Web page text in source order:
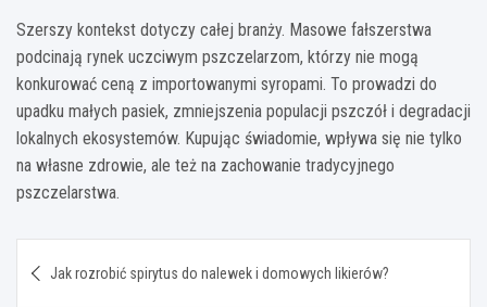
Szerszy kontekst dotyczy całej branży. Masowe fałszerstwa
podcinają rynek uczciwym pszczelarzom, którzy nie mogą
konkurować ceną z importowanymi syropami. To prowadzi do
upadku małych pasiek, zmniejszenia populacji pszczół i degradacji
lokalnych ekosystemów. Kupując świadomie, wpływa się nie tylko
na własne zdrowie, ale też na zachowanie tradycyjnego
pszczelarstwa.
wpisu
Jak rozrobić spirytus do nalewek i domowych likierów?